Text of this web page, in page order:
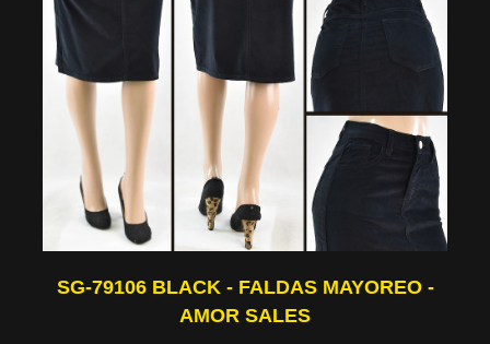
SG-79106 BLACK - FALDAS MAYOREO -
AMOR SALES